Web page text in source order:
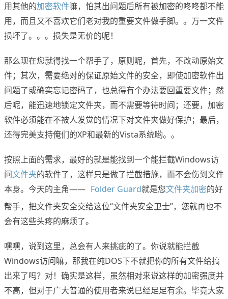
用其他的加密软件嘛，怕其出问题后所有被加密的咚咚都不能
用，而且又不喜欢它们老对我的重要文件做手脚。。万一文件
损坏了。。。损失是无价的呢！
那么现在您就得找一个帮手了，原则呢，首先，不改动原始文
件；其次，需要绝对的保证原始文件的安全，即使加密软件出
问题了或确实忘记密码了，也总得有个办法要回重要文件；然
后呢，能迅速地锁定文件夹，而不需要等待时间；还要，加密
软件必须能在不被人发觉的情况下对文件夹做好保护；最后，
还得完美支持俺们的XP和最新的Vista系统哟。。
按照上面的需求，最好的就是能找到一个能拦截Windows访
问文件夹的软件了，这样只是做了拦截措施，而不会伤到文件
本身。今天的主角—— Folder Guard就是您文件夹加密的好
帮手，把文件夹安全交给这位“文件夹安全卫士”，您就再也不
会有这些头疼的麻烦了。
嘿嘿，说到这里，总会有人来挑疵的了。你说就能拦截
Windows访问嘛，那我在纯DOS下不就把你的所有文件给搞
出来了吗？对！确实是这样，虽然相对来说这样的加密强度并
不高，但对于广大普通的使用者来说已经足足有余。毕竟大家